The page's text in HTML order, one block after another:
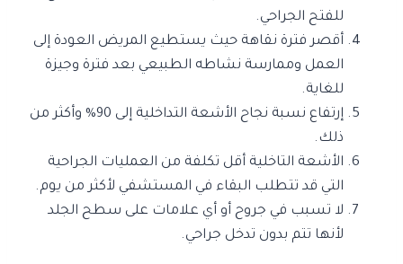
للفتح الجراحي.
أقصر فترة نقاهة حيث يستطيع المريض العودة إلى
العمل وممارسة نشاطه الطبيعي بعد فترة وجيزة
للغاية.
إرتفاع نسبة نجاح الأشعة التداخلية إلى 90% وأكثر من
ذلك.
الأشعة التاخلية أقل تكلفة من العمليات الجراحية
التي قد تتطلب البقاء في المستشفي لأكثر من يوم.
لا تسبب في جروح أو أي علامات على سطح الجلد
لأنها تتم بدون تدخل جراحي.